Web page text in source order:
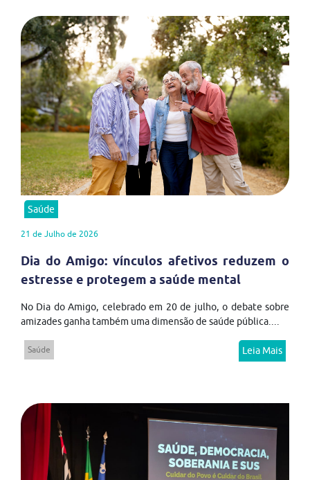
Saúde
21 de Julho de 2026
Dia do Amigo: vínculos afetivos reduzem o
estresse e protegem a saúde mental
No Dia do Amigo, celebrado em 20 de julho, o debate sobre
amizades ganha também uma dimensão de saúde pública....
Saúde Leia Mais